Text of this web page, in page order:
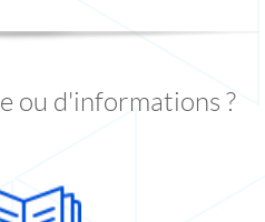
ou d'informations ?